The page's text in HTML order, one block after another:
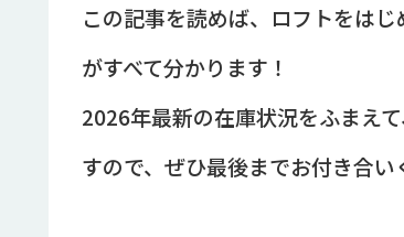
この記事を読めば、ロフトをは
がすべて分かります！
2026年最新の在庫状況をふまえ
すので、ぜひ最後までお付き合い